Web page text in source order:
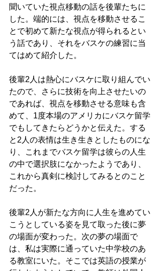
聞いていた視点移動の話を後輩たちに
した。端的には、視点を移動させるこ
とで初めて新たな視点が得られるとい
う話であり、それをバスケの練習に当
てはめて紹介した。
後輩2人は熱心にバスケに取り組んでい
たので、さらに技術を向上させたいの
であれば、視点を移動させる意味も含
めて、1度本場のアメリカにバスケ留学
でもしてきたらどうかと伝えた。する
と2人の表情は生き生きとしたものにな
り、これまでバスケ留学は彼らの人生
の中で選択肢になかったようであり、
これから真剣に検討してみるとのこと
だった。
後輩2人が新たな方向に人生を進めてい
こうとしている姿を見て取った後に夢
の場面が変わった。次の夢の場面で
は、私は実際に通っていた中学校のあ
る教室にいた。そこでは英語の授業が